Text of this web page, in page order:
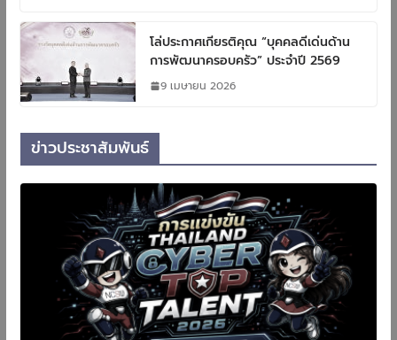
โล่ประกาศเกียรติคุณ “บุคคลดีเด่นด้าน
การพัฒนาครอบครัว” ประจำปี 2569
9 เมษายน 2026
ข่าวประชาสัมพันธ์